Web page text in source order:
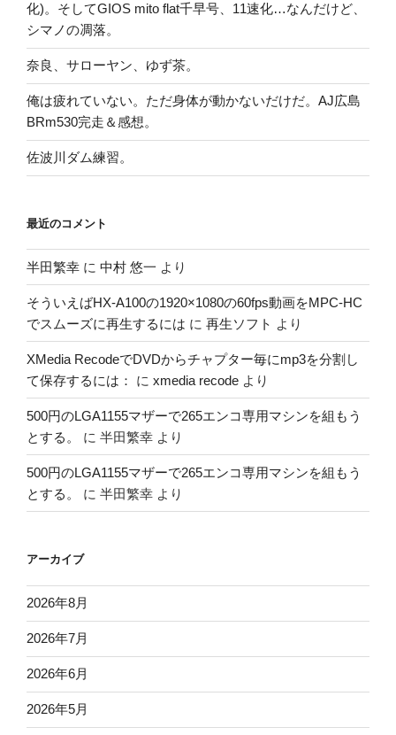
化)。そしてGIOS mito flat千早号、11速化…なんだけど、
シマノの凋落。
奈良、サローヤン、ゆず茶。
俺は疲れていない。ただ身体が動かないだけだ。AJ広島
BRm530完走＆感想。
佐波川ダム練習。
最近のコメント
半田繁幸 に 中村 悠一 より
そういえばHX-A100の1920×1080の60fps動画をMPC-HC
でスムーズに再生するには に 再生ソフト より
XMedia RecodeでDVDからチャプター毎にmp3を分割し
て保存するには：
に xmedia recode より
500円のLGA1155マザーで265エンコ専用マシンを組もう
とする。
に 半田繁幸 より
500円のLGA1155マザーで265エンコ専用マシンを組もう
とする。
に 半田繁幸 より
アーカイブ
2026年8月
2026年7月
2026年6月
2026年5月